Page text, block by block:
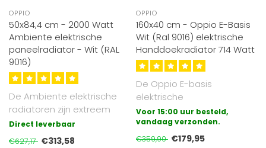
OPPIO
50x84,4 cm - 2000 Watt
Ambiente elektrische
paneelradiator - Wit (RAL
9016)
De Ambiente elektrische
radiatoren zijn extreem
veilig, stil en eenvoudig te
ins..
Direct leverbaar
€627,17 €313,58
OPPIO
160x40 cm - Oppio E-Basis
Wit (Ral 9016) elektrische
Handdoekradiator 714 Watt
De Oppio E-basis
elektrische
badkamerradiator is de
meest eenvoudige vorm
van el..
Voor 15:00 uur besteld,
vandaag verzonden.
€359,90 €179,95